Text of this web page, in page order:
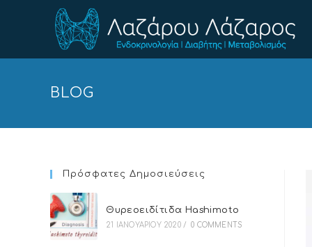
BLOG
Πρόσφατες Δημοσιεύσεις
Θυρεοειδίτιδα Hashimoto
21 ΙΑΝΟΥΑΡΊΟΥ 2020 / 0 COMMENTS